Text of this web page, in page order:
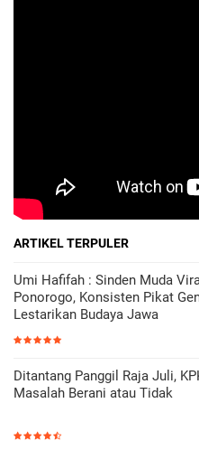
ARTIKEL TERPULER
Umi Hafifah : Sinden Muda
Ponorogo, Konsisten Pikat
Lestarikan Budaya Jawa
Ditantang Panggil Raja Juli,
Masalah Berani atau Tidak